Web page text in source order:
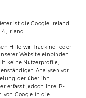
ist die Google Ireland
4, Irland.
Hilfe wir Tracking- oder
Website einbinden
keine Nutzerprofile,
Analysen vor.
der über ihn
erfasst jedoch Ihre IP-
von Google in die